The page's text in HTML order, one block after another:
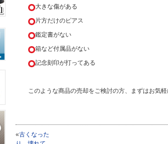
大きな傷がある
片方だけのピアス
鑑定書がない
箱など付属品がない
記念刻印が打ってある
このような商品の売却をご検討の方、まずはお気
«古くなった